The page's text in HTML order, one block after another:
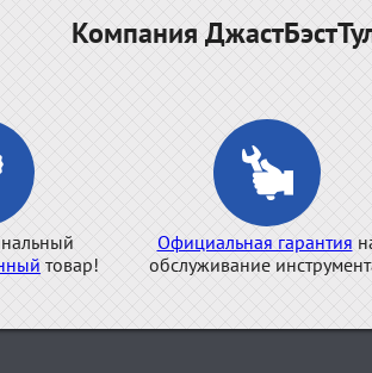
Компания
товар!
Официальная гарантия
обслуживание